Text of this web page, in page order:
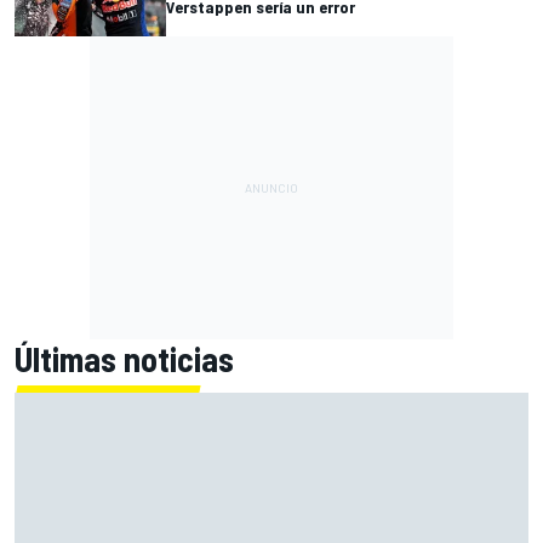
Verstappen sería un error
Últimas noticias